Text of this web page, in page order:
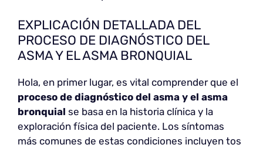
EXPLICACIÓN DETALLADA DEL
PROCESO DE DIAGNÓSTICO DEL
ASMA Y EL ASMA BRONQUIAL
Hola, en primer lugar, es vital comprender que el
proceso de diagnóstico del asma y el asma
bronquial se basa en la historia clínica y la
exploración física del paciente. Los síntomas
más comunes de estas condiciones incluyen tos